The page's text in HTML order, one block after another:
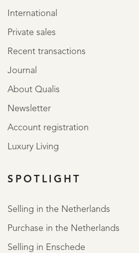
International
Private sales
Recent transactions
Journal
About Qualis
Newsletter
Account registration
Luxury Living
SPOTLIGHT
Selling in the Netherlands
Purchase in the Netherlands
Selling in Enschede